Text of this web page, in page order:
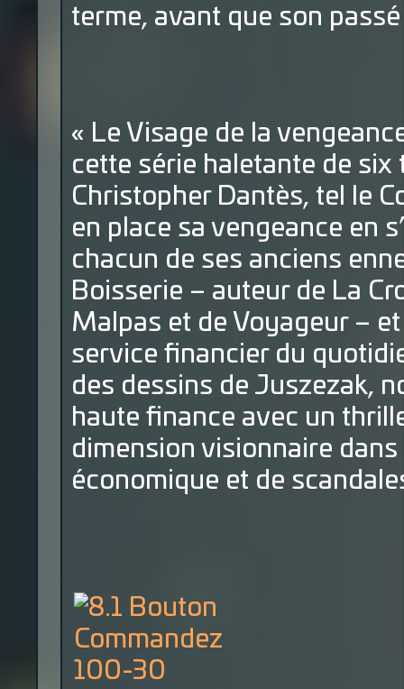
terme, avant que son
« Le Visage de la
cette série haletante de six
Christopher Dantès, tel le
en place sa vengeance en
chacun de ses anciens
Boisserie – auteur de La
Malpas et de Voyageur –
service financier du
des dessins de Juszezak,
haute finance avec un
dimension visionnaire
économique et de